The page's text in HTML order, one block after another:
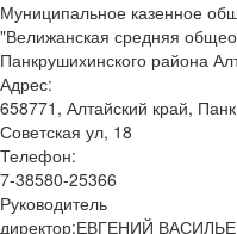
Муниципальное казенное
"Велижанская средняя
Панкрушихинского района
Адрес:
658771, Алтайский край,
Советская ул, 18
Телефон:
7-38580-25366
Руководитель
директор:ЕВГЕНИЙ